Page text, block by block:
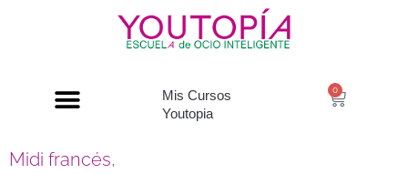
Mis Cursos
Youtopia
0
Midi francés,